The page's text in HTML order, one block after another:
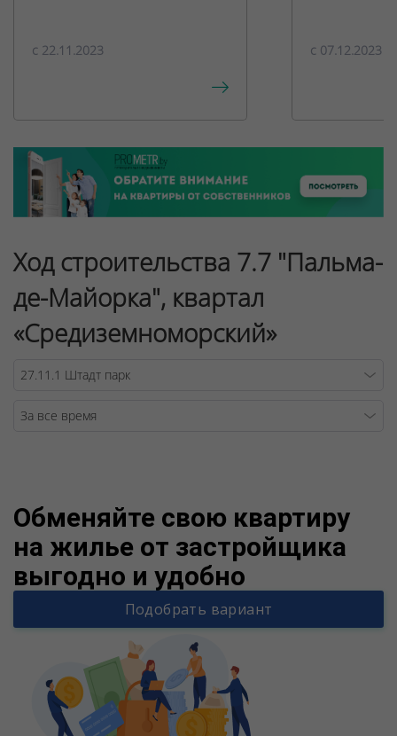
c 22.11.2023 c 07.12.2023
Ход строительства 7.7 "Пальма-
де-Майорка", квартал
«Средиземноморский»
Обменяйте свою квартиру
на жилье от застройщика
выгодно и удобно
Подобрать вариант